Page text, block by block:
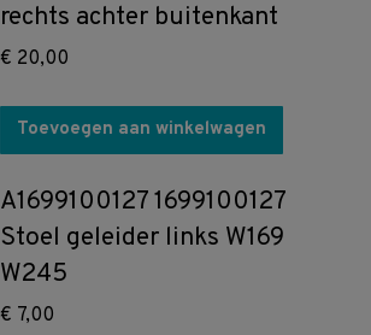
rechts achter buitenkant
€ 20,00
Toevoegen aan winkelwagen
A1699100127 1699100127
Stoel geleider links W169
W245
€ 7,00